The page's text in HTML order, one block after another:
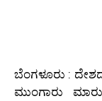
ಬೆಂಗಳೂರು :
ಮುಂಗಾರು